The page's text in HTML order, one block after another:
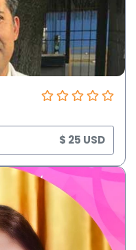
$ 25 USD